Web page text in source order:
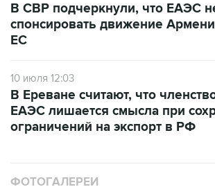
В СВР подчеркнули, что ЕАЭС
спонсировать движение
ЕС
10 июля 12:03
В Ереване считают, что
ЕАЭС лишается смысла при
ограничений на экспорт в РФ
ФОТОГАЛЕРЕИ